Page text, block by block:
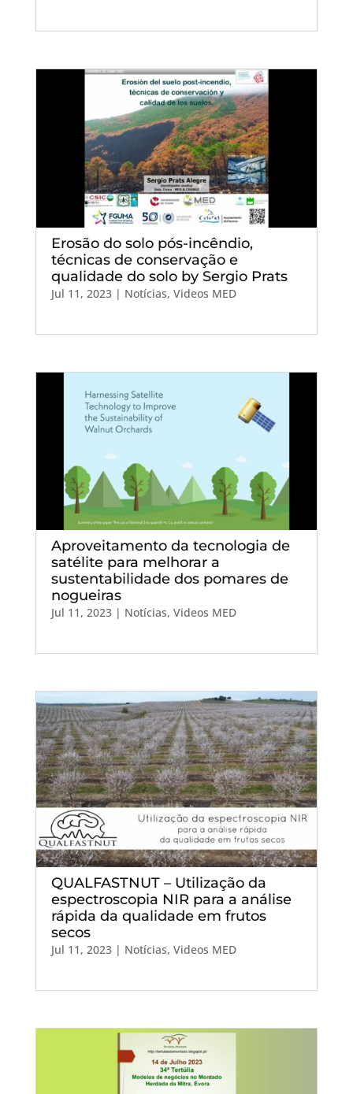
Erosão do solo pós-incêndio,
técnicas de conservação e
qualidade do solo by Sergio Prats
Jul 11, 2023| Notícias, Videos MED
Aproveitamento da tecnologia de
satélite para melhorar a
sustentabilidade dos pomares de
nogueiras
Jul 11, 2023| Notícias, Videos MED
QUALFASTNUT – Utilização da
espectroscopia NIR para a análise
rápida da qualidade em frutos
secos
Jul 11, 2023| Notícias, Videos MED